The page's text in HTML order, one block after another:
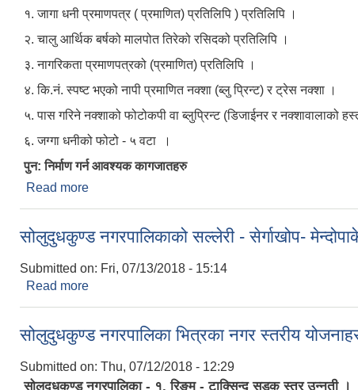
१. जागा धनी प्रमाणपत्र ( प्रमाणित) प्रतिलिपि ) प्रतिलिपि ।
२. चालु आर्थिक बर्षको मालपोत तिरेको रसिदको प्रतिलिपि ।
३. नागरिकता प्रमाणपत्रको (प्रमाणित) प्रतिलिपि ।
४. कि.नं. स्पष्ट भएको नापी प्रमाणित नक्शा (ब्लु प्रिन्ट) र ट्रेस नक्शा ।
५. पास गरिने नक्शाको फोटोकपी वा ब्लुप्रिन्ट (डिजाईनर र नक्शावालाको
६. जग्गा धनीको फोटो - ५ वटा ।
पुन: निर्माण गर्न आवश्यक कागजातहरु
Read more
सोलुदुधकुण्ड नगरपालिकाको सल्लेरी - सेर्गाखोप-
Submitted on: Fri, 07/13/2018 - 15:14
Read more
सोलुदुधकुण्ड नगरपालिका भित्रका नगर स्तरीय
Submitted on: Thu, 07/12/2018 - 12:29
सोलुदुधकुण्ड नगरपालिका - १, रिङमु - टाक्सिन्दु सडक स्तर उन्नती ।